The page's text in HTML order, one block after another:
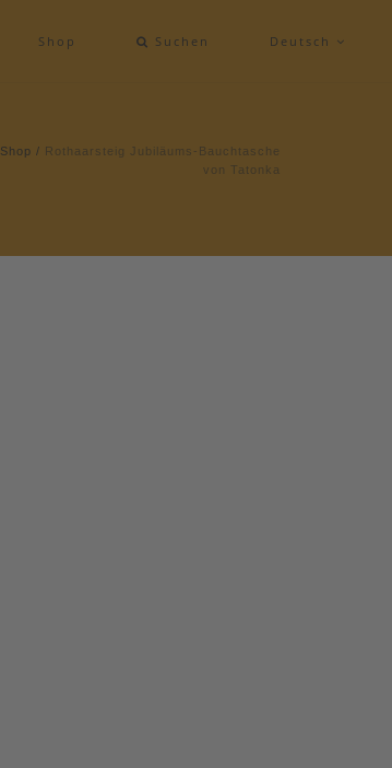
Shop Suchen Deutsch
Shop / Rothaarsteig Jubiläums-Bauchtasche
von Tatonka